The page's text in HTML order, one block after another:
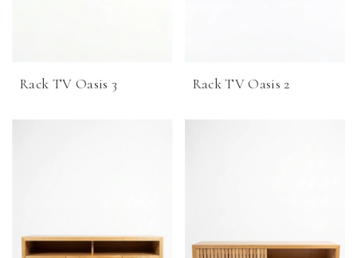
Rack TV Oasis 3 Rack TV Oasis 2